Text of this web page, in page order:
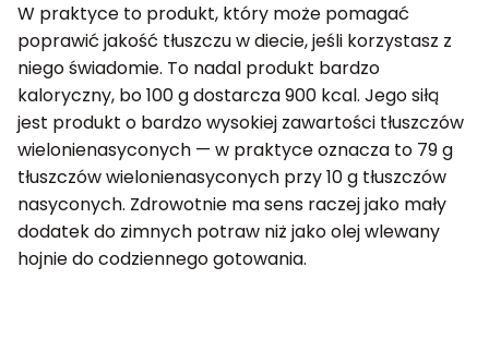
W praktyce to produkt, który może pomagać
poprawić jakość tłuszczu w diecie, jeśli korzystasz z
niego świadomie. To nadal produkt bardzo
kaloryczny, bo 100 g dostarcza 900 kcal. Jego siłą
jest produkt o bardzo wysokiej zawartości tłuszczów
wielonienasyconych — w praktyce oznacza to 79 g
tłuszczów wielonienasyconych przy 10 g tłuszczów
nasyconych. Zdrowotnie ma sens raczej jako mały
dodatek do zimnych potraw niż jako olej wlewany
hojnie do codziennego gotowania.